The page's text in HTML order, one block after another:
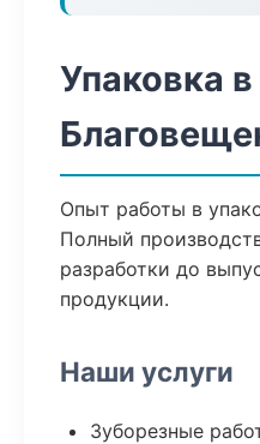
Упаковка в
Опыт работы в
Полный
разработки до
продукции.
Наши услуги
Зуборезные